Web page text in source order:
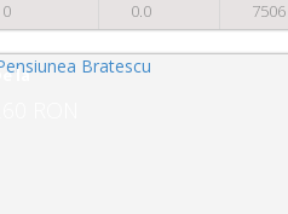
De la